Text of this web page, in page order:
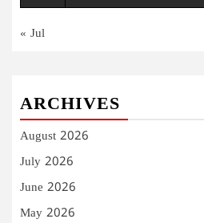
« Jul
ARCHIVES
August 2026
July 2026
June 2026
May 2026